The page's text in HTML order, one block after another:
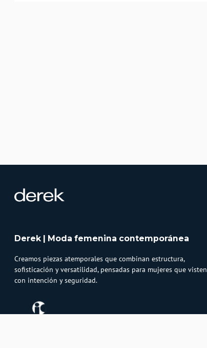
Derek | Moda femenina contemporánea
Creamos piezas atemporales que combinan estructura,
sofisticación y versatilidad, pensadas para mujeres que visten
con intención y seguridad.